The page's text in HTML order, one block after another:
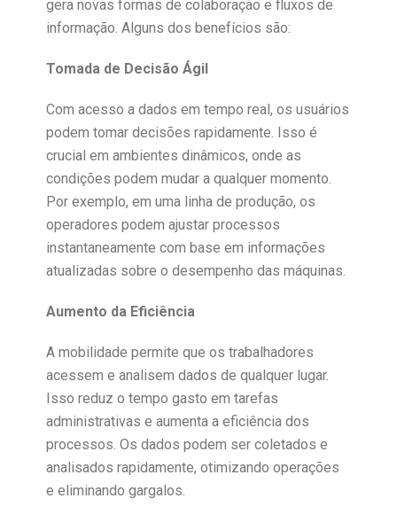
gera novas formas de colaboração e fluxos de
informação. Alguns dos benefícios são:
Tomada de Decisão Ágil
Com acesso a dados em tempo real, os usuários
podem tomar decisões rapidamente. Isso é
crucial em ambientes dinâmicos, onde as
condições podem mudar a qualquer momento.
Por exemplo, em uma linha de produção, os
operadores podem ajustar processos
instantaneamente com base em informações
atualizadas sobre o desempenho das máquinas.
Aumento da Eficiência
A mobilidade permite que os trabalhadores
acessem e analisem dados de qualquer lugar.
Isso reduz o tempo gasto em tarefas
administrativas e aumenta a eficiência dos
processos. Os dados podem ser coletados e
analisados rapidamente, otimizando operações
e eliminando gargalos.